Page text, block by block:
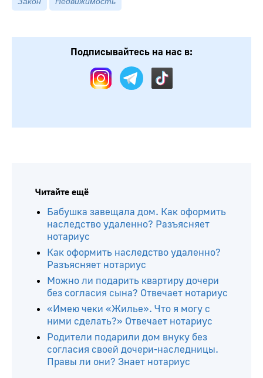
Подписывайтесь на нас в:
Читайте ещё
Бабушка завещала дом. Как оформить
наследство удаленно? Разъясняет
нотариус
Как оформить наследство удаленно?
Разъясняет нотариус
Можно ли подарить квартиру дочери